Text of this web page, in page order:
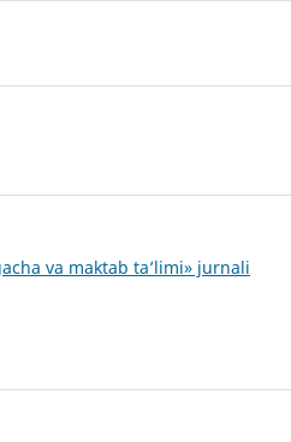
va maktab ta’limi» jurnali